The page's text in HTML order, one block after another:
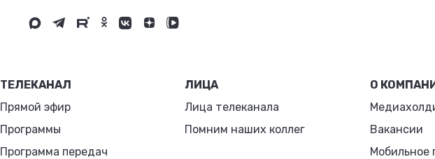
ТЕЛЕКАНАЛ
Прямой эфир
Программы
Программа передач
ЛИЦА
Лица телеканала
Помним наших коллег
О
Вакансии
Мобильное